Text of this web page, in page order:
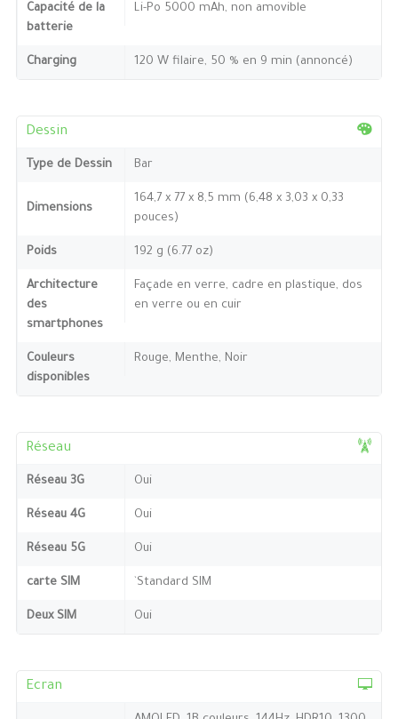
Capacité de la
batterie
Li-Po 5000 mAh, non amovible
Charging 120 W filaire, 50 % en 9 min (annoncé)
Dessin
Type de Dessin Bar
Dimensions
164,7 x 77 x 8,5 mm (6,48 x 3,03 x 0,33
pouces)
Poids 192 g (6.77 oz)
Architecture
des
smartphones
Façade en verre, cadre en plastique, dos
en verre ou en cuir
Couleurs
disponibles
Rouge, Menthe, Noir
Réseau
Réseau 3G Oui
Réseau 4G Oui
Réseau 5G Oui
carte SIM `Standard SIM
Deux SIM Oui
Ecran